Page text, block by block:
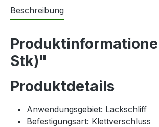
Beschreibung
Stk)"
Produktdetails
Anwendungsgebiet: Lackschliff
Befestigungsart: Klettverschluss